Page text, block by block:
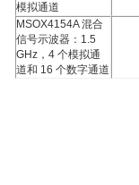
模拟通道
MSOX4154A 混合
信号示波器：1.5
GHz，4 个模拟通
道和 16 个数字通道